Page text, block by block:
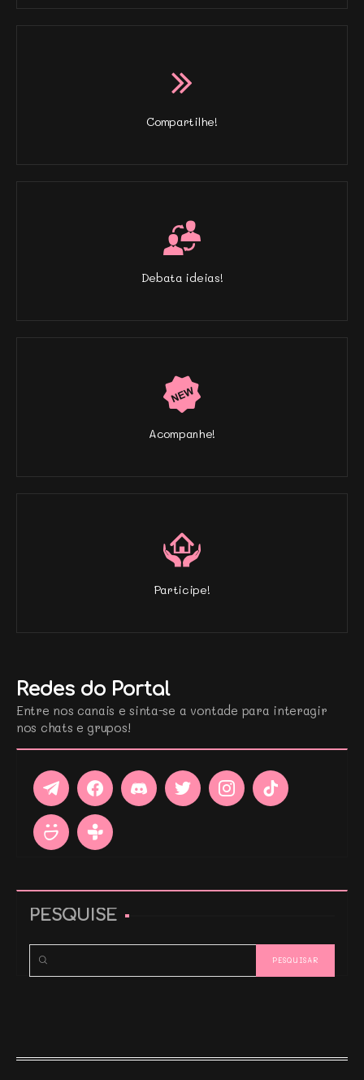
Compartilhe!
Debata ideias!
Acompanhe!
Participe!
Redes do Portal
Entre nos canais e sinta-se a vontade para interagir
nos chats e grupos!
PESQUISE